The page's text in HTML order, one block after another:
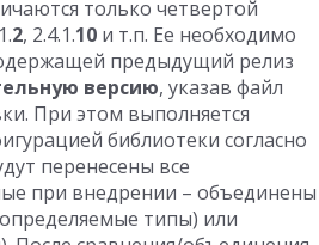
только четвертой
2, 2.4.1.10 и т.п. Ее необходимо
предыдущий релиз
версию, указав файл
При этом выполняется
библиотеки согласно
перенесены все
при внедрении – объединены
типы) или